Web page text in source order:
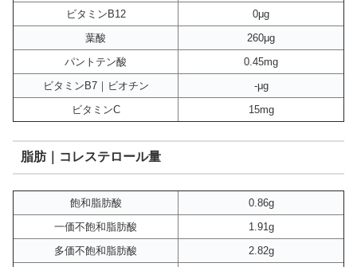
ビタミンB12
0μg
葉酸
260μg
パントテン酸
0.45mg
ビタミンB7｜ビオチン
-μg
ビタミンC
15mg
脂肪｜コレステロール量
飽和脂肪酸
0.86g
一価不飽和脂肪酸
1.91g
多価不飽和脂肪酸
2.82g